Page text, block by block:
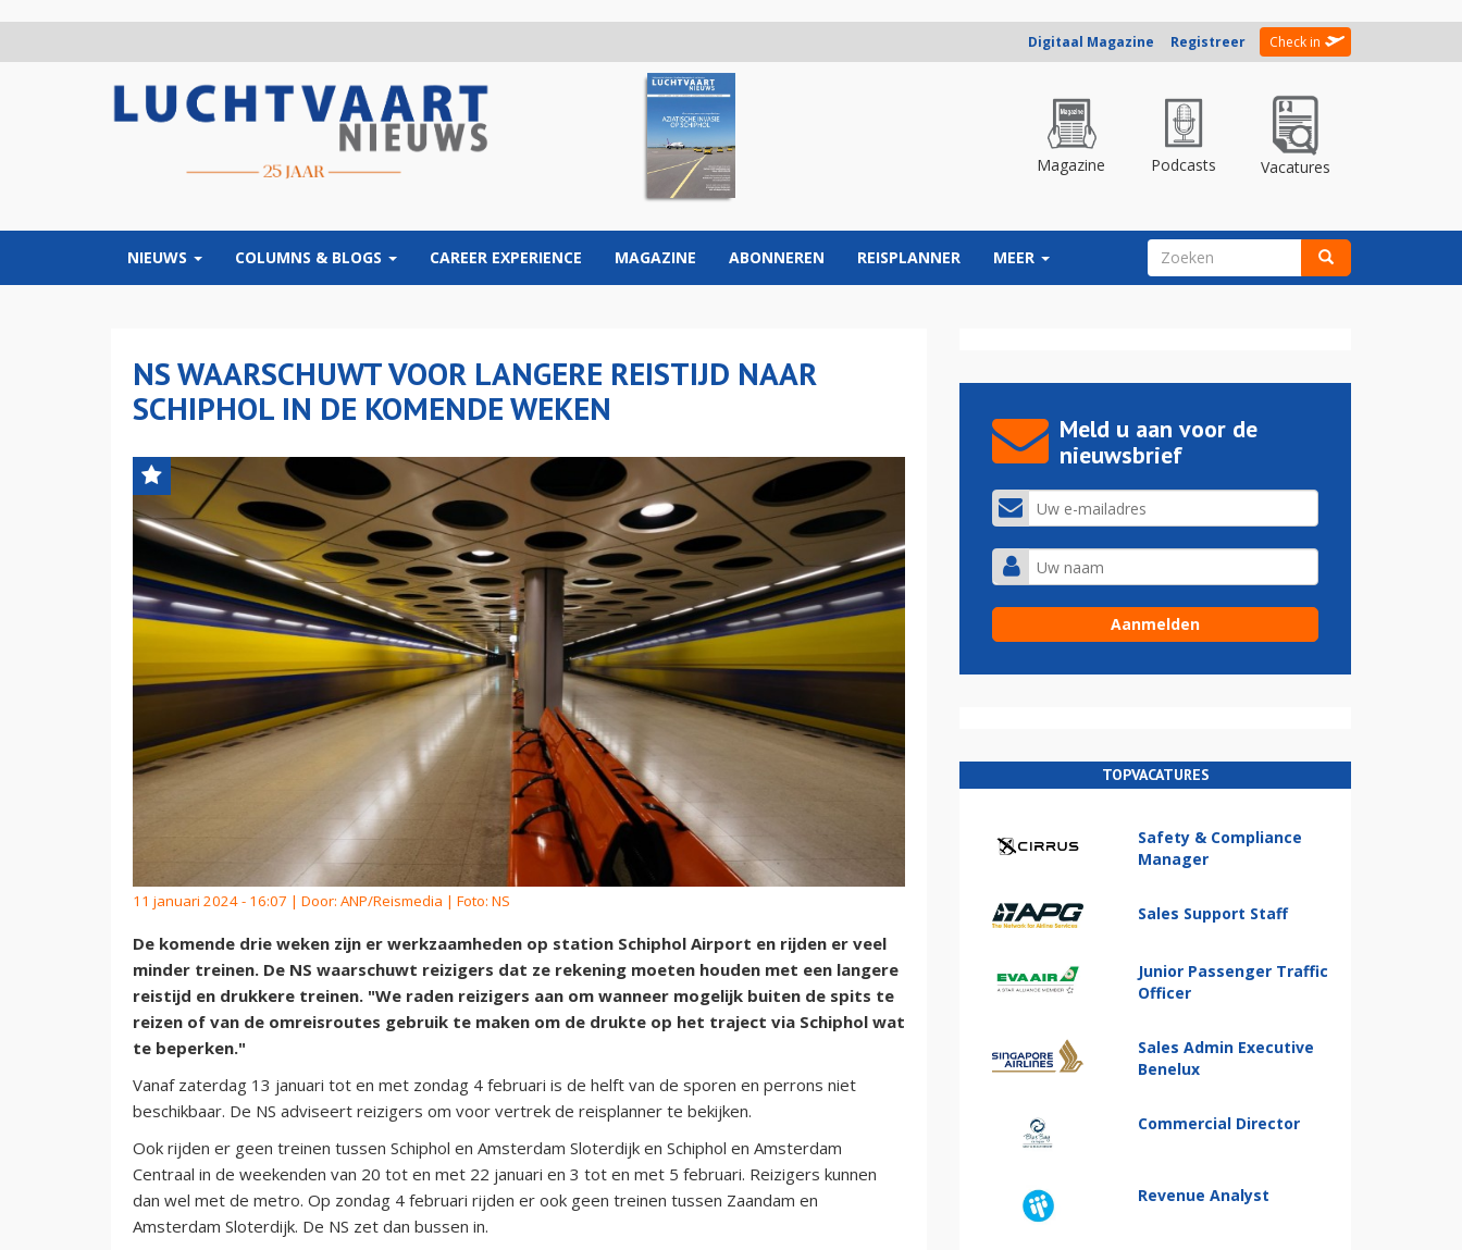
Digitaal Magazine Registreer Check in
Magazine Podcasts Vacatures
NIEUWS COLUMNS & BLOGS CAREER EXPERIENCE MAGAZINE ABONNEREN REISPLANNER MEER ZOEKVELD
NS WAARSCHUWT VOOR LANGERE REISTIJD NAAR
SCHIPHOL IN DE KOMENDE WEKEN
11 januari 2024 - 16:07 | Door: ANP/Reismedia | Foto: NS
De komende drie weken zijn er werkzaamheden op station Schiphol Airport en rijden er veel
minder treinen. De NS waarschuwt reizigers dat ze rekening moeten houden met een langere
reistijd en drukkere treinen. "We raden reizigers aan om wanneer mogelijk buiten de spits te
reizen of van de omreisroutes gebruik te maken om de drukte op het traject via Schiphol wat
te beperken."
Vanaf zaterdag 13 januari tot en met zondag 4 februari is de helft van de sporen en perrons niet
beschikbaar. De NS adviseert reizigers om voor vertrek de reisplanner te bekijken.
Ook rijden er geen treinen tussen Schiphol en Amsterdam Sloterdijk en Schiphol en Amsterdam
Centraal in de weekenden van 20 tot en met 22 januari en 3 tot en met 5 februari. Reizigers kunnen
dan wel met de metro. Op zondag 4 februari rijden er ook geen treinen tussen Zaandam en
Amsterdam Sloterdijk. De NS zet dan bussen in.
Meld u aan voor de
nieuwsbrief
TOPVACATURES
Safety & Compliance
Manager
Sales Support Staff
Junior Passenger Traffic
Officer
Sales Admin Executive
Benelux
Commercial Director
Revenue Analyst